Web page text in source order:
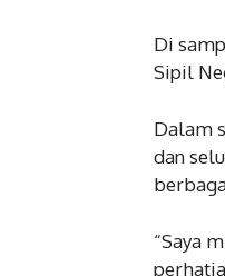
Di
Sipil
Dalam
dan
“Saya